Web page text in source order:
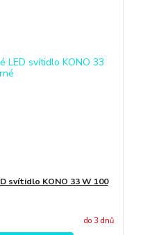
svítidlo KONO 33 W 100
do 3 dnů